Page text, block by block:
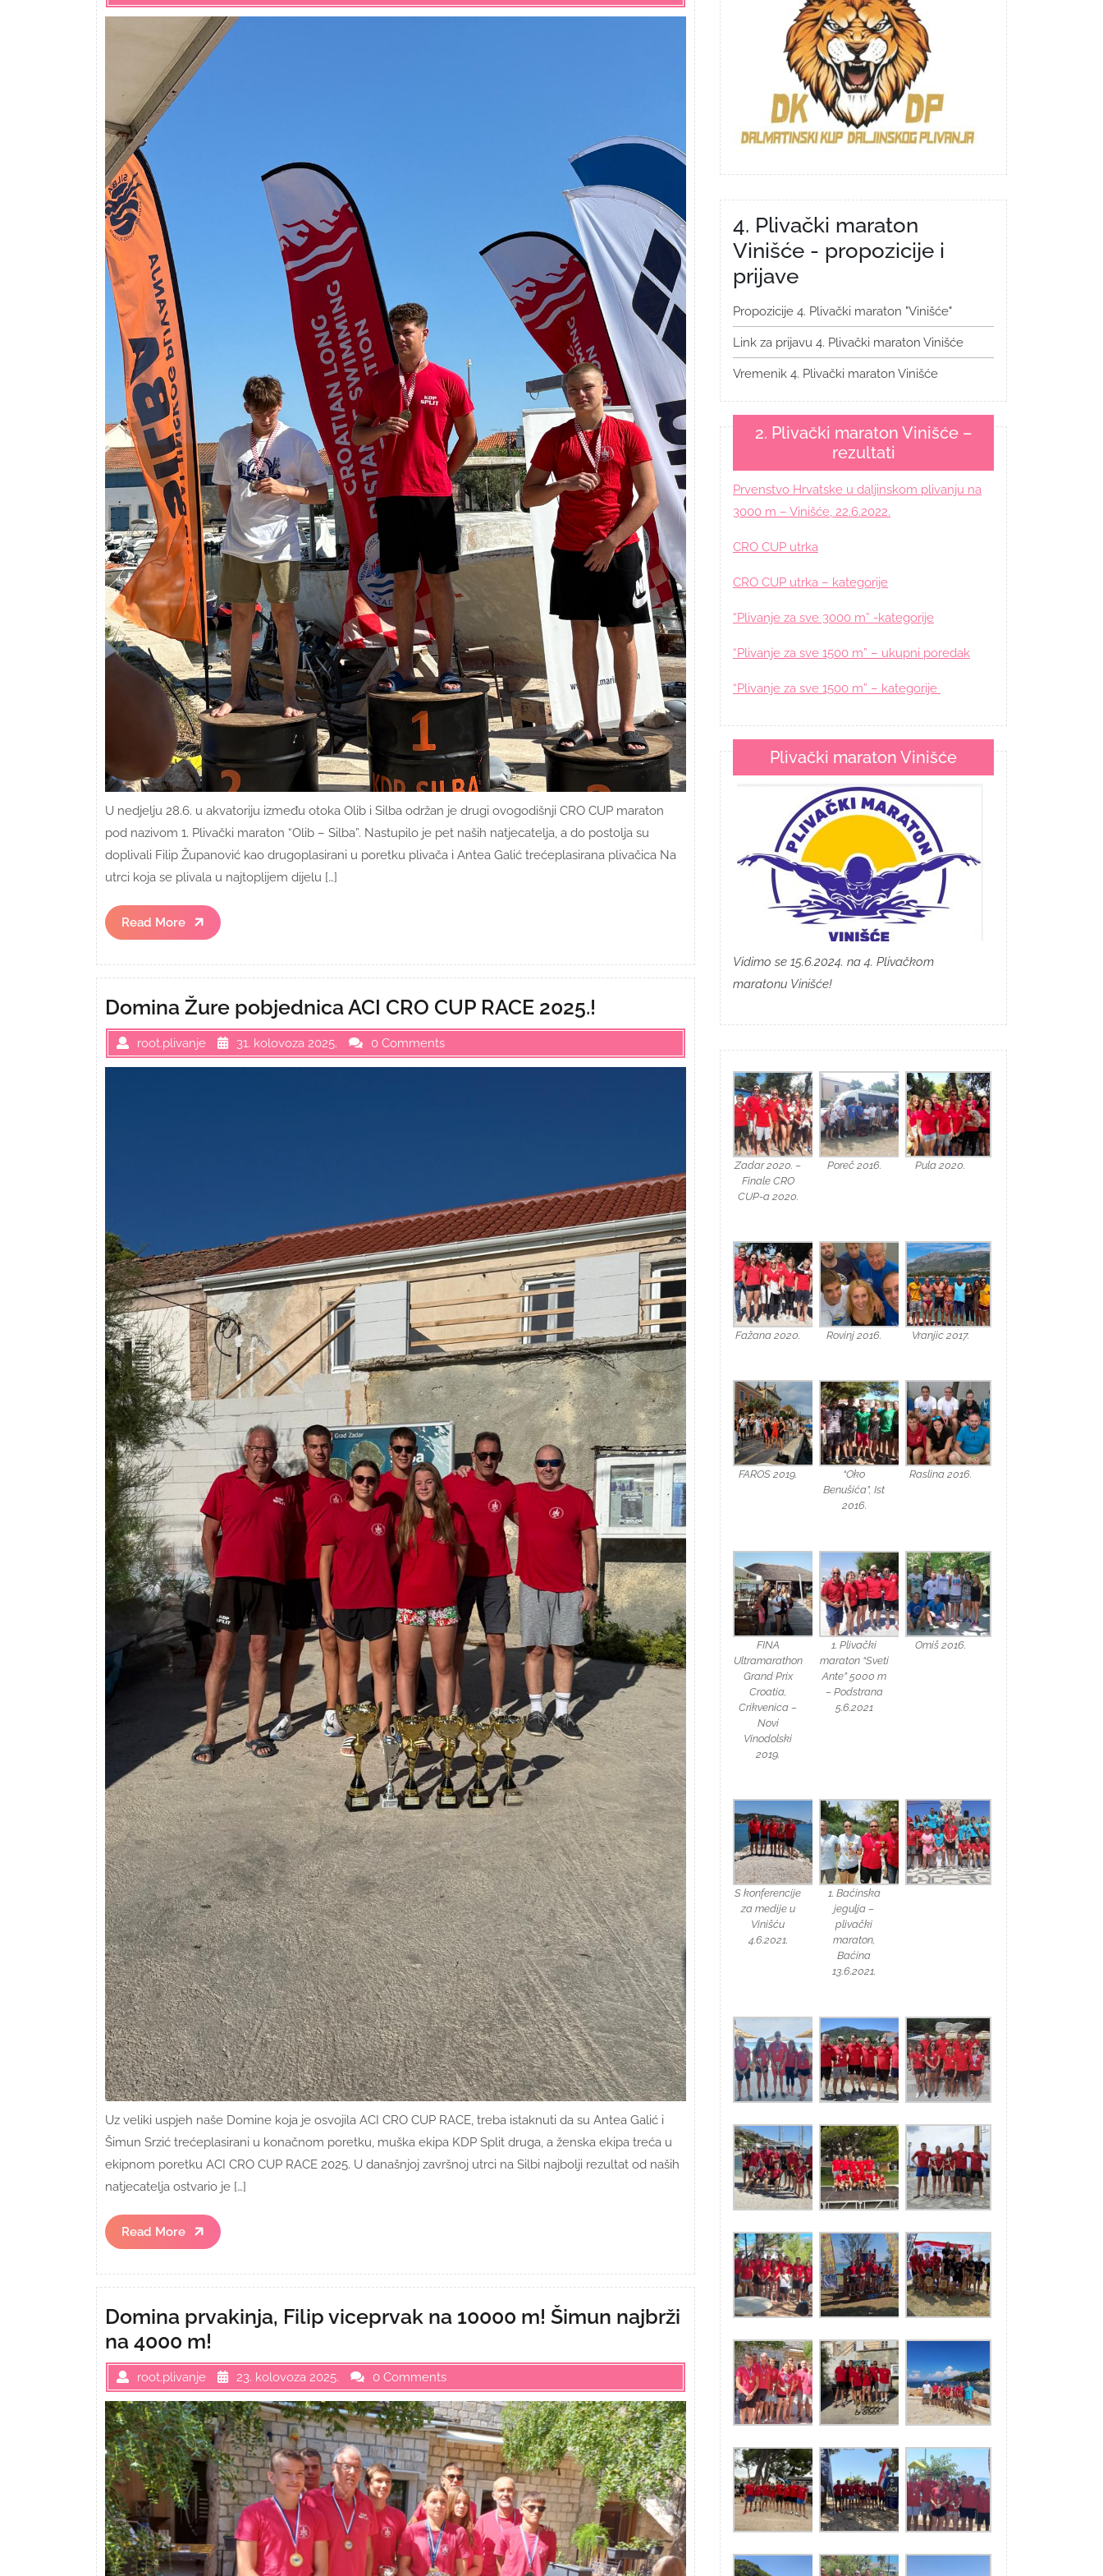
U nedjelju 28.6. u akvatoriju između otoka Olib i Silba održan je drugi ovogodišnji CRO CUP maraton
pod nazivom 1. Plivački maraton “Olib – Silba”. Nastupilo je pet naših natjecatelja, a do postolja su
doplivali Filip Županović kao drugoplasirani u poretku plivača i Antea Galić trećeplasirana plivačica Na
utrci koja se plivala u najtoplijem dijelu […]
Read More
Read
More
Domina Žure pobjednica ACI CRO CUP RACE 2025.!
root.plivanje 31. kolovoza 2025. 0 Comments
Uz veliki uspjeh naše Domine koja je osvojila ACI CRO CUP RACE, treba istaknuti da su Antea Galić i
Šimun Srzić trećeplasirani u konačnom poretku, muška ekipa KDP Split druga, a ženska ekipa treća u
ekipnom poretku ACI CRO CUP RACE 2025. U današnjoj završnoj utrci na Silbi najbolji rezultat od naših
natjecatelja ostvario je […]
Read More
Read
More
Domina prvakinja, Filip viceprvak na 10000 m! Šimun najbrži
na 4000 m!
root.plivanje 23. kolovoza 2025. 0 Comments
4. Plivački maraton
Vinišće - propozicije i
prijave
Propozicije 4. Plivački maraton "Vinišće"
Link za prijavu 4. Plivački maraton Vinišće
Vremenik 4. Plivački maraton Vinišće
2. Plivački maraton Vinišće –
rezultati
Prvenstvo Hrvatske u daljinskom plivanju na
3000 m – Vinišće, 22.6.2022.
CRO CUP utrka
CRO CUP utrka – kategorije
“Plivanje za sve 3000 m” -kategorije
“Plivanje za sve 1500 m” – ukupni poredak
“Plivanje za sve 1500 m” – kategorije
Plivački maraton Vinišće
Vidimo se 15.6.2024. na 4. Plivačkom
maratonu Vinišće!
Zadar 2020. –
Finale CRO
CUP-a 2020.
Poreč 2016. Pula 2020.
Fažana 2020. Rovinj 2016. Vranjic 2017.
FAROS 2019.
“Oko
Benušića”, Ist
2016.
Raslina 2016.
FINA
Ultramarathon
Grand Prix
Croatia,
Crikvenica –
Novi
Vinodolski
2019.
1. Plivački
maraton “Sveti
Ante” 5000 m
– Podstrana
5.6.2021
Omiš 2016.
S konferencije
za medije u
Vinišću
4.6.2021.
1. Baćinska
jegulja –
plivački
maraton,
Baćina
13.6.2021.